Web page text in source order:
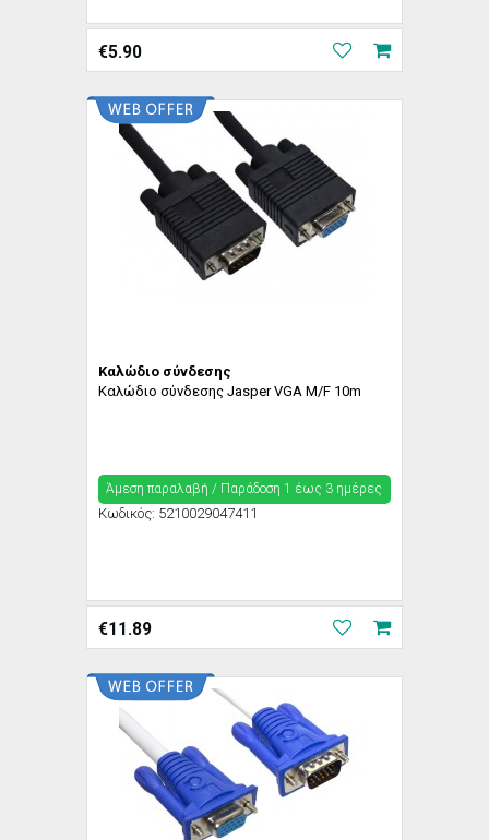
€5.90
Καλώδιο σύνδεσης
Καλώδιο σύνδεσης Jasper VGA M/F 10m
Άμεση παραλαβή / Παράδoση 1 έως 3 ημέρες
Κωδικός: 5210029047411
€11.89